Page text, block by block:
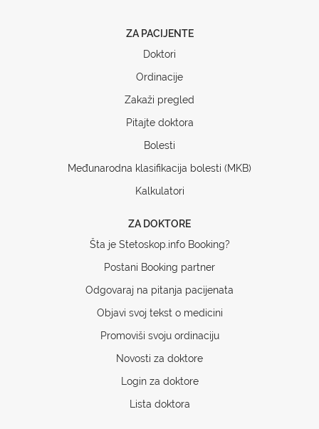
ZA PACIJENTE
Doktori
Ordinacije
Zakaži pregled
Pitajte doktora
Bolesti
Međunarodna klasifikacija bolesti (MKB)
Kalkulatori
ZA DOKTORE
Šta je Stetoskop.info Booking?
Postani Booking partner
Odgovaraj na pitanja pacijenata
Objavi svoj tekst o medicini
Promoviši svoju ordinaciju
Novosti za doktore
Login za doktore
Lista doktora